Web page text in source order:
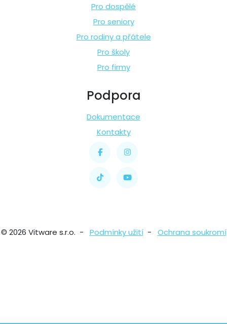
Pro dospělé
Pro seniory
Pro rodiny a přátele
Pro školy
Pro firmy
Podpora
Dokumentace
Kontakty
© 2026 Vitware s.r.o. - Podmínky užití- Ochrana soukromí